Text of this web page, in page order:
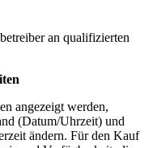
an qualifizierten
angezeigt werden,
(Datum/Uhrzeit) und
ändern. Für den Kauf